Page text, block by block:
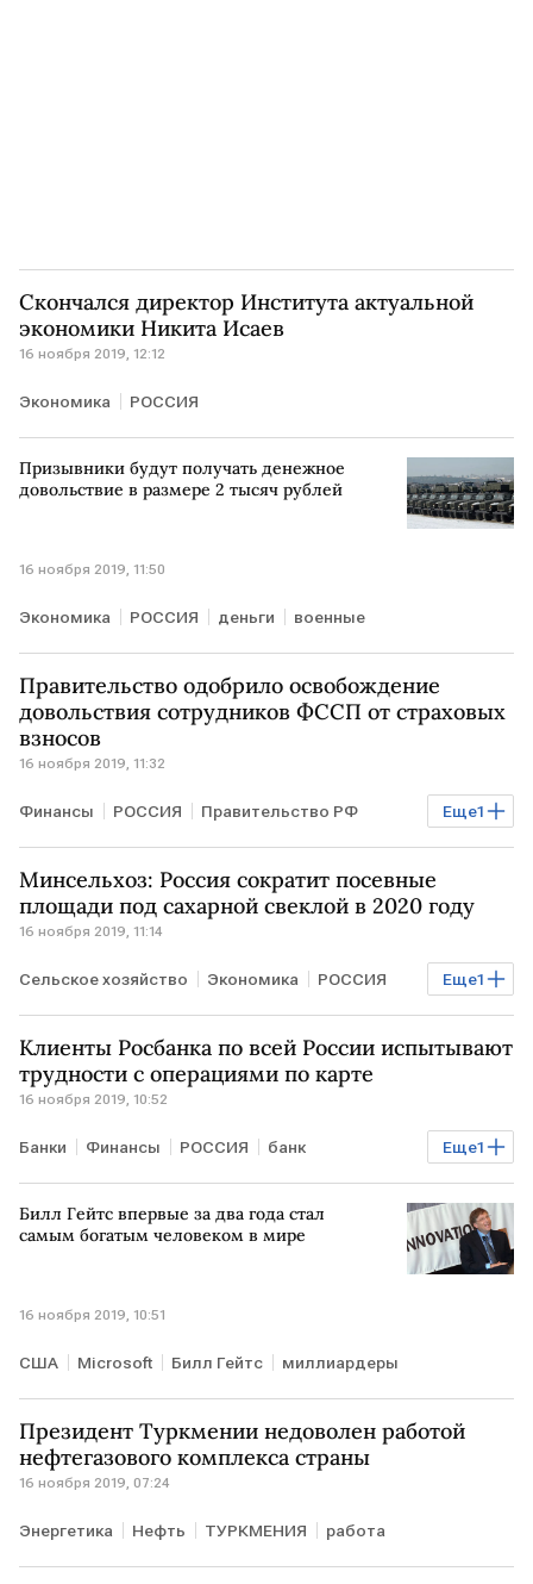
Скончался директор Института актуальной
экономики Никита Исаев
16 ноября 2019, 12:12
Экономика РОССИЯ
Призывники будут получать денежное
довольствие в размере 2 тысяч рублей
16 ноября 2019, 11:50
Экономика РОССИЯ деньги военные
Правительство одобрило освобождение
довольствия сотрудников ФССП от страховых
взносов
16 ноября 2019, 11:32
Еще1
Финансы РОССИЯ Правительство РФ
взносы
Минсельхоз: Россия сократит посевные
площади под сахарной свеклой в 2020 году
16 ноября 2019, 11:14
Еще1
Сельское хозяйство Экономика РОССИЯ
Минсельхоз РФ
Клиенты Росбанка по всей России испытывают
трудности с операциями по карте
16 ноября 2019, 10:52
Еще1
Банки Финансы РОССИЯ банк
банковская карта
Билл Гейтс впервые за два года стал
самым богатым человеком в мире
16 ноября 2019, 10:51
США Microsoft Билл Гейтс миллиардеры
Президент Туркмении недоволен работой
нефтегазового комплекса страны
16 ноября 2019, 07:24
Энергетика Нефть ТУРКМЕНИЯ работа